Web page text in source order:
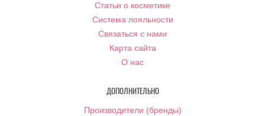
Статьи о косметике
Система лояльности
Связаться с нами
Карта сайта
О нас
ДОПОЛНИТЕЛЬНО
Производители (бренды)